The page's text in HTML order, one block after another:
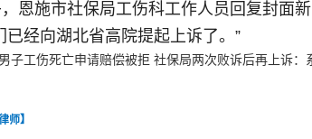
恩施市社保局工伤科工作人员回复封面
已经向湖北省高院提起上诉了。”
子工伤死亡申请赔偿被拒 社保局两次败诉后再上诉：
师】